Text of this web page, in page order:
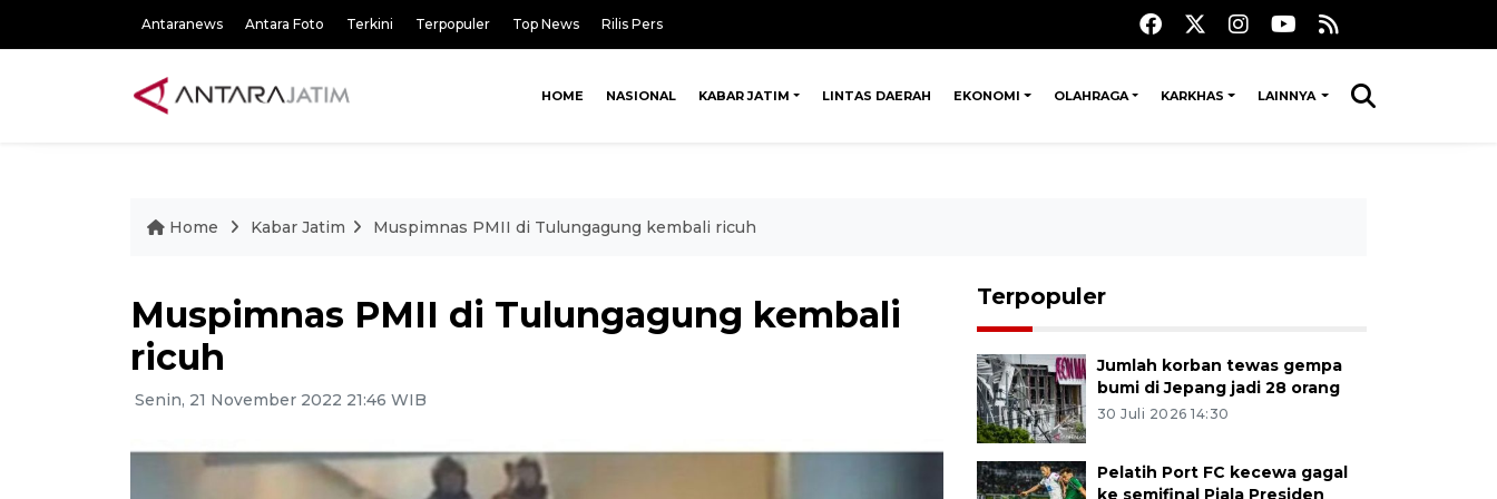
Antaranews Antara Foto Terkini Terpopuler Top News Rilis Pers
HOME NASIONAL KABAR JATIM LINTAS DAERAH EKONOMI OLAHRAGA KARKHAS LAINNYA
Home Kabar Jatim Muspimnas PMII di Tulungagung kembali ricuh
Muspimnas PMII di Tulungagung kembali
ricuh
Senin, 21 November 2022 21:46 WIB
Terpopuler
Jumlah korban tewas gempa
bumi di Jepang jadi 28 orang
30 Juli 2026 14:30
Pelatih Port FC kecewa gagal
ke semifinal Piala Presiden